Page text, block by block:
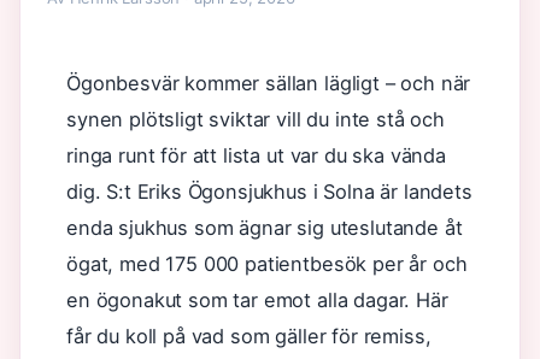
Ögonbesvär kommer sällan lägligt – och när
synen plötsligt sviktar vill du inte stå och
ringa runt för att lista ut var du ska vända
dig. S:t Eriks Ögonsjukhus i Solna är landets
enda sjukhus som ägnar sig uteslutande åt
ögat, med 175 000 patientbesök per år och
en ögonakut som tar emot alla dagar. Här
får du koll på vad som gäller för remiss,